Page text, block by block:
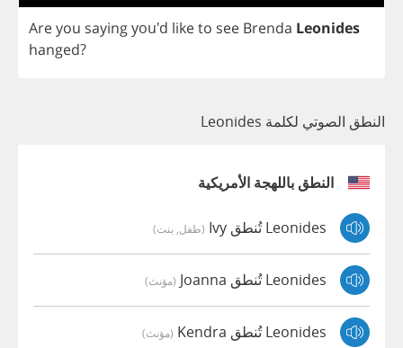
Areyou sayingyou'd liketo see Brenda Leonides
hanged?
النطق الصوتي لكلمة Leonides
النطق باللهجة الأمريكية
Leonides تُنطق Ivy (طفل, بنت)
Leonides تُنطق Joanna (مؤنث)
Leonides تُنطق Kendra (مؤنث)